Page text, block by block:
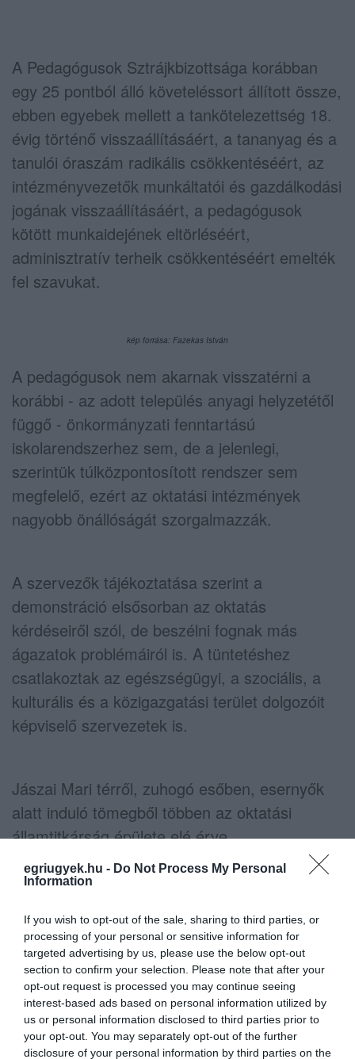
egriugyek.hu - Do Not Process My Personal
Information
If you wish to opt-out of the sale, sharing to third parties, or
processing of your personal or sensitive information for
targeted advertising by us, please use the below opt-out
section to confirm your selection. Please note that after your
opt-out request is processed you may continue seeing
interest-based ads based on personal information utilized by
us or personal information disclosed to third parties prior to
your opt-out. You may separately opt-out of the further
disclosure of your personal information by third parties on the
A Pedagógusok Sztrájkbizottsága korábban
egy 25 pontból álló követeléssort állított össze,
ebben egyebek mellett a tankötelezettség 18.
évig történő visszaállításáért, a tananyag és a
tanulói óraszám radikális csökkentéséért, az
intézményvezetők munkáltatói és gazdálkodási
jogának visszaállításáért, a pedagógusok
kötött munkaidejének eltörléséért,
adminisztratív terheik csökkentéséért emelték
fel szavukat.
kép forrása: Fazekas István
A pedagógusok nem akarnak visszatérni a
korábbi - az adott település anyagi helyzetétől
függő - önkormányzati fenntartású
iskolarendszerhez sem, de a jelenlegi,
szerintük túlközpontosított rendszer sem
megfelelő, ezért az oktatási intézmények
nagyobb önállóságát szorgalmazzák.
A szervezők tájékoztatása szerint a
demonstráció elsősorban az oktatás
kérdéseiről szól, de beszélni fognak más
ágazatok problémáiról is. A tüntetéshez
csatlakoztak az egészségügyi, a szociális, a
kulturális és a közigazgatási terület dolgozóit
képviselő szervezetek is.
Jászai Mari térről, zuhogó esőben, esernyők
alatt induló tömegből többen az oktatási
államtitkárság épülete elé érve
biciklicsengőkkel csengettek, hogy mint
mondták, így fejezzék ki elégedetlenségüket.
tömeg vége még a Jászai Mari téren állt.
A tömeg élén a Pedagógusok
Szakszervezetének elnöke, Galló Istvánné
haladt, mögötte szakszervezeti vezetők, tagok